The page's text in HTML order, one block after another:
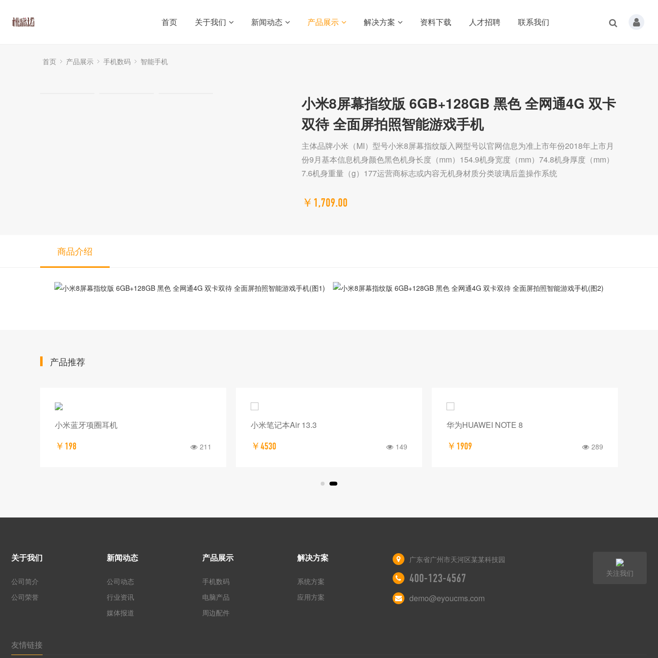
首页 关于我们 新闻动态 产品展示 解决方案 资料下载 人才招聘 联系我们
首页 产品展示 手机数码 智能手机
小米8屏幕指纹版 6GB+128GB 黑色 全网通4G 双卡
双待 全面屏拍照智能游戏手机
主体品牌小米（MI）型号小米8屏幕指纹版入网型号以官网信息为准上市年份2018年上市月
份9月基本信息机身颜色黑色机身长度（mm）154.9机身宽度（mm）74.8机身厚度（mm）
7.6机身重量（g）177运营商标志或内容无机身材质分类玻璃后盖操作系统
￥1,709.00
商品介绍
产品推荐
小米蓝牙项圈耳机
￥198 211
小米笔记本Air 13.3
￥4530 149
华为HUAWEI NOTE 8
￥1909 289
关于我们
公司简介
公司荣誉
新闻动态
公司动态
行业资讯
媒体报道
产品展示
手机数码
电脑产品
周边配件
解决方案
系统方案
应用方案
广东省广州市天河区某某科技园
400-123-4567
demo@eyoucms.com
关注我们
友情链接